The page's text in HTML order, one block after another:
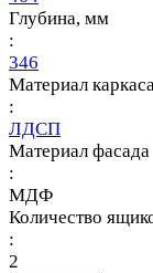
Глубина, мм
:
346
Материал каркаса
:
ЛДСП
Материал фасада
:
МДФ
Количество
:
2